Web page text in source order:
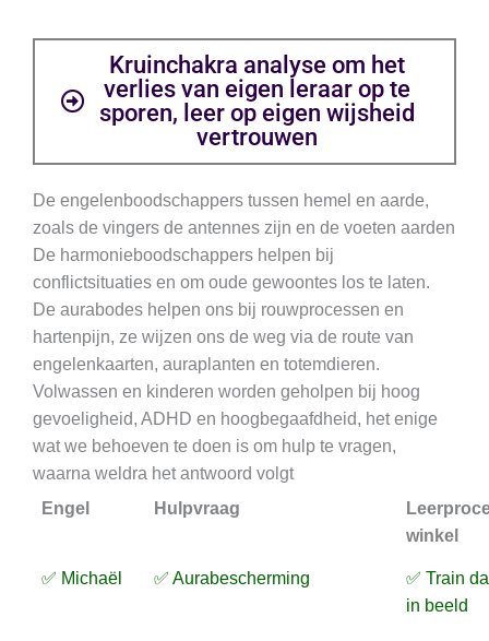
Kruinchakra analyse om het
verlies van eigen leraar op te
sporen, leer op eigen wijsheid
vertrouwen
De engelenboodschappers tussen hemel en aarde,
zoals de vingers de antennes zijn en de voeten aarden
De harmonieboodschappers helpen bij
conflictsituaties en om oude gewoontes los te laten.
De aurabodes helpen ons bij rouwprocessen en
hartenpijn, ze wijzen ons de weg via de route van
engelenkaarten, auraplanten en totemdieren.
Volwassen en kinderen worden geholpen bij hoog
gevoeligheid, ADHD en hoogbegaafdheid, het enige
wat we behoeven te doen is om hulp te vragen,
waarna weldra het antwoord volgt
Engel
Hulpvraag
winkel
✅ Michaël ✅ Aurabescherming
✅ Train
in beeld